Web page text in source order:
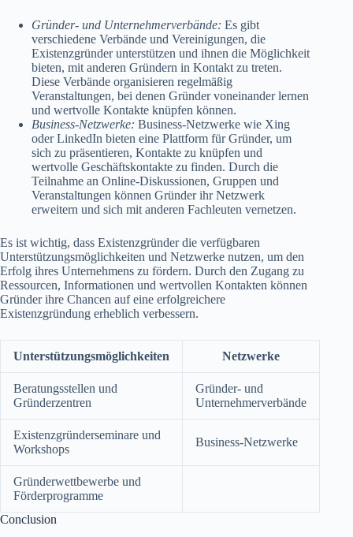
Gründer- und Unternehmerverbände: Es gibt
verschiedene Verbände und Vereinigungen, die
Existenzgründer unterstützen und ihnen die Möglichkeit
bieten, mit anderen Gründern in Kontakt zu treten.
Diese Verbände organisieren regelmäßig
Veranstaltungen, bei denen Gründer voneinander lernen
und wertvolle Kontakte knüpfen können.
Business-Netzwerke: Business-Netzwerke wie Xing
oder LinkedIn bieten eine Plattform für Gründer, um
sich zu präsentieren, Kontakte zu knüpfen und
wertvolle Geschäftskontakte zu finden. Durch die
Teilnahme an Online-Diskussionen, Gruppen und
Veranstaltungen können Gründer ihr Netzwerk
erweitern und sich mit anderen Fachleuten vernetzen.
Es ist wichtig, dass Existenzgründer die verfügbaren
Unterstützungsmöglichkeiten und Netzwerke nutzen, um den
Erfolg ihres Unternehmens zu fördern. Durch den Zugang zu
Ressourcen, Informationen und wertvollen Kontakten können
Gründer ihre Chancen auf eine erfolgreichere
Existenzgründung erheblich verbessern.
Unterstützungsmöglichkeiten Netzwerke
Beratungsstellen und
Gründerzentren
Gründer- und
Unternehmerverbände
Existenzgründerseminare und
Workshops
Business-Netzwerke
Gründerwettbewerbe und
Förderprogramme
Conclusion